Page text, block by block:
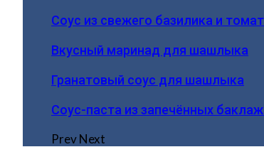
Соус из свежего базилика и
Вкусный маринад для шашлыка
Гранатовый соус для шашлыка
Соус-паста из запечённых
PrevNext